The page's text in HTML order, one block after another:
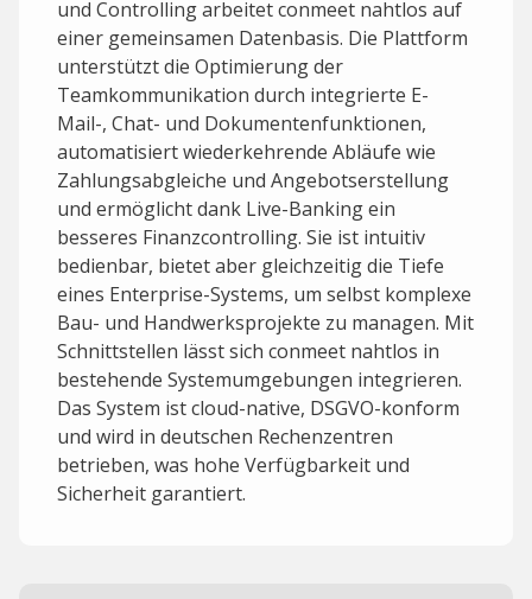
und Controlling arbeitet conmeet nahtlos auf
einer gemeinsamen Datenbasis. Die Plattform
unterstützt die Optimierung der
Teamkommunikation durch integrierte E-
Mail-, Chat- und Dokumentenfunktionen,
automatisiert wiederkehrende Abläufe wie
Zahlungsabgleiche und Angebotserstellung
und ermöglicht dank Live-Banking ein
besseres Finanzcontrolling. Sie ist intuitiv
bedienbar, bietet aber gleichzeitig die Tiefe
eines Enterprise-Systems, um selbst komplexe
Bau- und Handwerksprojekte zu managen. Mit
Schnittstellen lässt sich conmeet nahtlos in
bestehende Systemumgebungen integrieren.
Das System ist cloud-native, DSGVO-konform
und wird in deutschen Rechenzentren
betrieben, was hohe Verfügbarkeit und
Sicherheit garantiert.